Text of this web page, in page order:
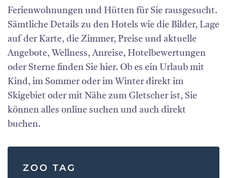
Ferienwohnungen und Hütten für Sie rausgesucht.
Sämtliche Details zu den Hotels wie die Bilder, Lage
auf der Karte, die Zimmer, Preise und aktuelle
Angebote, Wellness, Anreise, Hotelbewertungen
oder Sterne finden Sie hier. Ob es ein Urlaub mit
Kind, im Sommer oder im Winter direkt im
Skigebiet oder mit Nähe zum Gletscher ist, Sie
können alles online suchen und auch direkt
buchen.
ZOO TAG